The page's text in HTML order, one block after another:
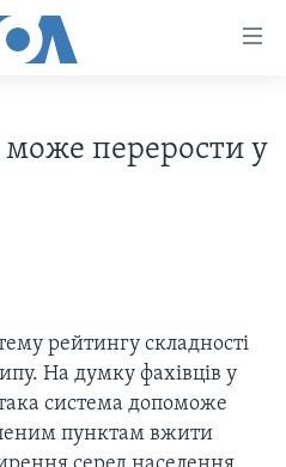
ТРАМПА: ПЕРШІ 100
перерости у
рейтингу складності
На думку фахівців у
така система допоможе
пунктам вжити